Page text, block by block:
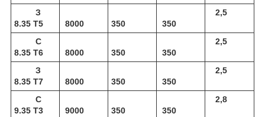
З
8.35 Т5
8000 350 350
2,5
С
8.35 Т6
8000 350 350
2,5
З
8.35 Т7
8000 350 350
2,5
С
9.35 Т3
9000 350 350
2,8